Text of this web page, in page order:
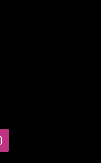
Instagram